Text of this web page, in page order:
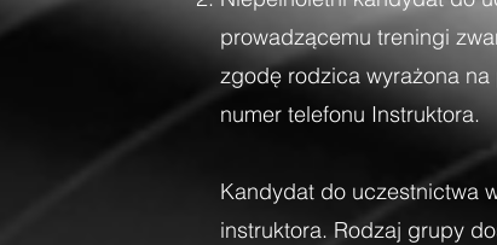
prowadzącemu treningi
zgodę rodzica wyrażona
numer telefonu Instruktora.
Kandydat do uczestnictwa
instruktora. Rodzaj grupy